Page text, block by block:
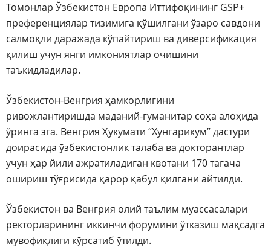
Томонлар Ўзбекистон Европа Иттифоқининг GSP+
преференциялар тизимига қўшилгани ўзаро савдони
салмоқли даражада кўпайтириш ва диверсификация
қилиш учун янги имкониятлар очишини
таъкидладилар.
Ўзбекистон-Венгрия ҳамкорлигини
ривожлантиришда маданий-гуманитар соҳа алоҳида
ўринга эга. Венгрия Ҳукумати “Хунгарикум” дастури
доирасида ўзбекистонлик талаба ва докторантлар
учун ҳар йили ажратиладиган квотани 170 тагача
ошириш тўғрисида қарор қабул қилгани айтилди.
Ўзбекистон ва Венгрия олий таълим муассасалари
ректорларининг иккинчи форумини ўтказиш мақсадга
мувофиқлиги кўрсатиб ўтилди.